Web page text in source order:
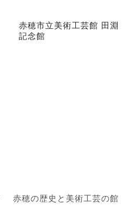
赤穂市立美術工芸館 田淵
記念館
赤穂の歴史と美術工芸の館